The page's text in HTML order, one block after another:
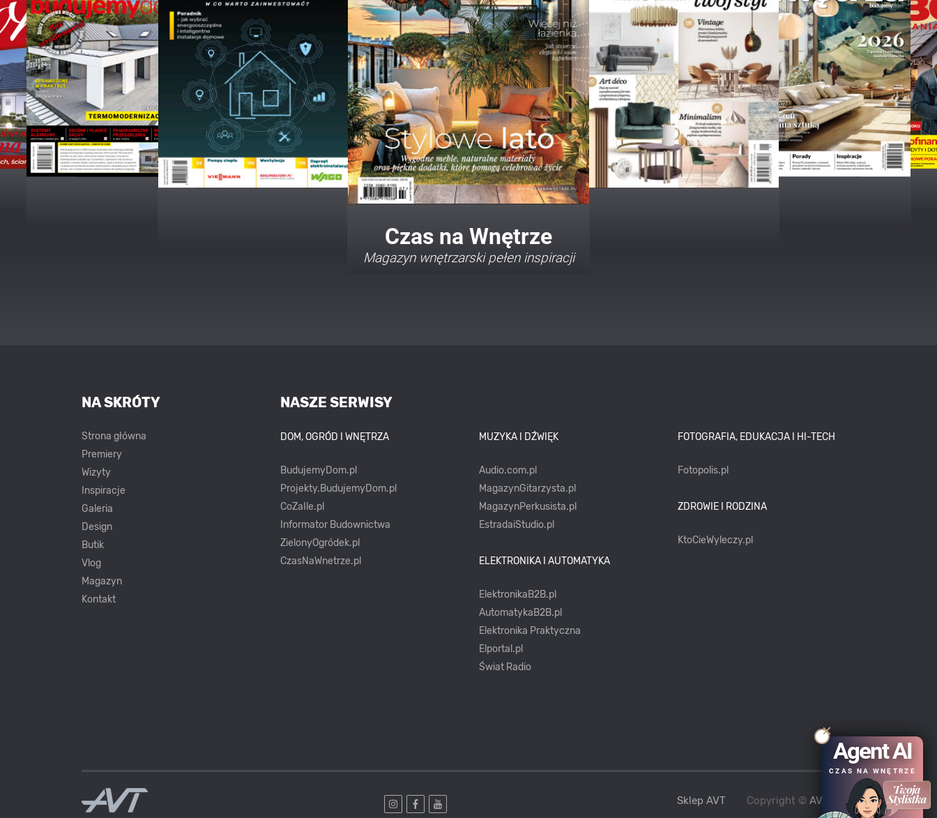
Twój Dom Twój Styl
Porady i inspiracje w najmodniejszych
NASZE SERWISY
DOM, OGRÓD I WNĘTRZA
BudujemyDom.pl
Projekty.BudujemyDom.pl
CoZaIle.pl
Informator Budownictwa
ZielonyOgródek.pl
CzasNaWnetrze.pl
MUZYKA I DŹWIĘK
Audio.com.pl
MagazynGitarzysta.pl
MagazynPerkusista.pl
EstradaiStudio.pl
ELEKTRONIKA I AUTOMATYKA
ElektronikaB2B.pl
AutomatykaB2B.pl
Elektronika Praktyczna
Elportal.pl
Świat Radio
FOTOGRAFIA, EDUKACJA I HI-TECH
Fotopolis.pl
ZDROWIE I RODZINA
KtoCieWyleczy.pl
NA SKRÓTY
Strona główna
Premiery
Wizyty
Inspiracje
Galeria
Design
Butik
Vlog
Magazyn
Kontakt
Sklep AVT Copyright © AVT 2021
Agent AI
CZAS NA WNĘTRZE